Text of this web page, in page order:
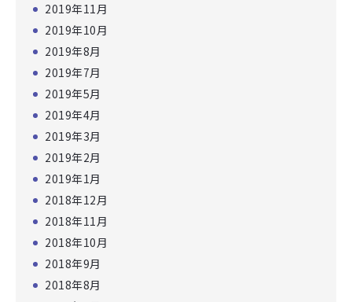
2019年11月
2019年10月
2019年8月
2019年7月
2019年5月
2019年4月
2019年3月
2019年2月
2019年1月
2018年12月
2018年11月
2018年10月
2018年9月
2018年8月